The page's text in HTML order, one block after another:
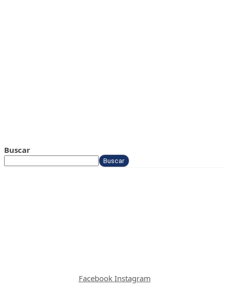
Buscar
Buscar
Facebook Instagram